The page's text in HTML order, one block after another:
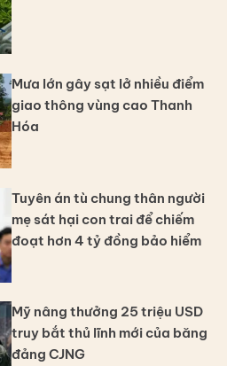
Mưa lớn gây sạt lở nhiều điểm
giao thông vùng cao Thanh
Hóa
Tuyên án tù chung thân người
mẹ sát hại con trai để chiếm
đoạt hơn 4 tỷ đồng bảo hiểm
Mỹ nâng thưởng 25 triệu USD
truy bắt thủ lĩnh mới của băng
đảng CJNG